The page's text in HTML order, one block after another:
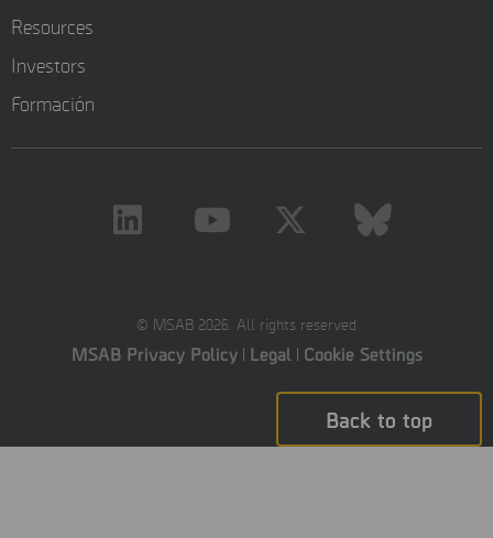
Resources
Investors
Formación
© MSAB 2026. All rights reserved
MSAB Privacy Policy Legal Cookie Settings
Back to top